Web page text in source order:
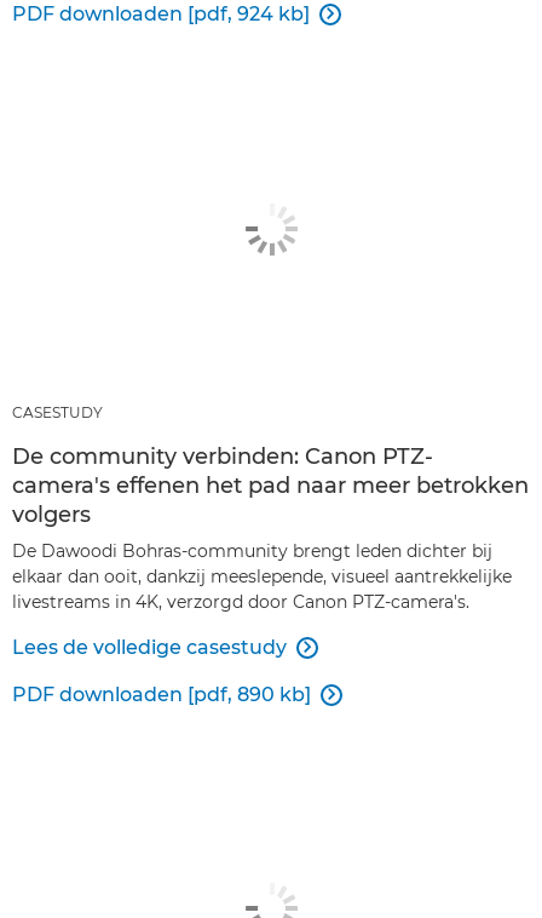
PDF downloaden [pdf, 924 kb] 
CASESTUDY
De community verbinden: Canon PTZ-
camera's effenen het pad naar meer betrokken
volgers
De Dawoodi Bohras-community brengt leden dichter bij
elkaar dan ooit, dankzij meeslepende, visueel aantrekkelijke
livestreams in 4K, verzorgd door Canon PTZ-camera's.
Lees de volledige casestudy 
PDF downloaden [pdf, 890 kb] 